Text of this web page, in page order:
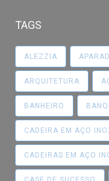
TAGS
ALEZZIA
ARQUITETURA
BANHEIRO
CADEIRA EM AÇO
CADEIRAS EM AÇO